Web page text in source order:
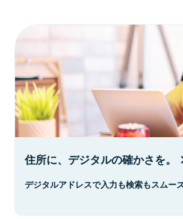
住所に、デジタルの確かさを。
デジタルアドレスで入力も検索もスムーズ